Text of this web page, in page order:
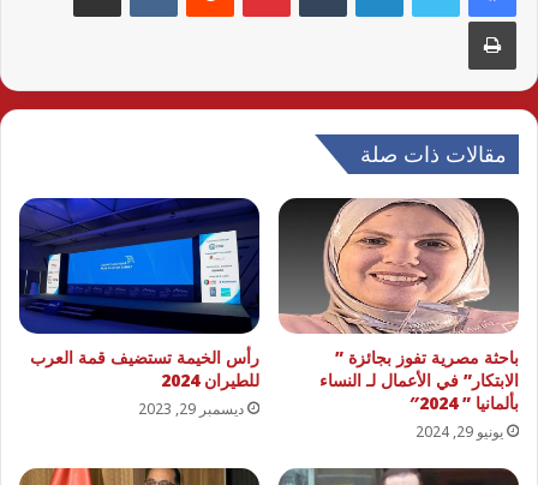
طباعة
مقالات ذات صلة
باحثة مصرية تفوز بجائزة ”
الابتكار” في الأعمال لـ النساء
بألمانيا ” 2024″
يونيو 29, 2024
رأس الخيمة تستضيف قمة العرب
للطيران 2024
ديسمبر 29, 2023